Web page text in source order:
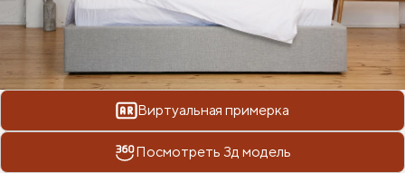
Виртуальная примерка
Посмотреть 3д модель